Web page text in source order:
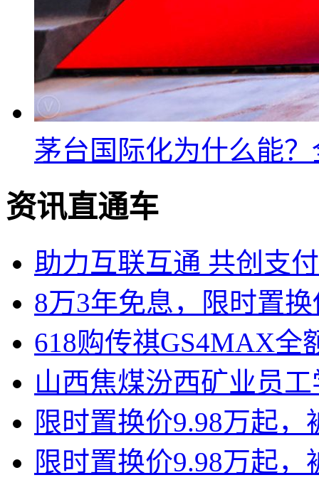
茅台国际化为什么能
资讯直通车
助力互联互通 共创支
8万3年免息，限时置
618购传祺GS4MAX全
山西焦煤汾西矿业员
限时置换价9.98万起
限时置换价9.98万起